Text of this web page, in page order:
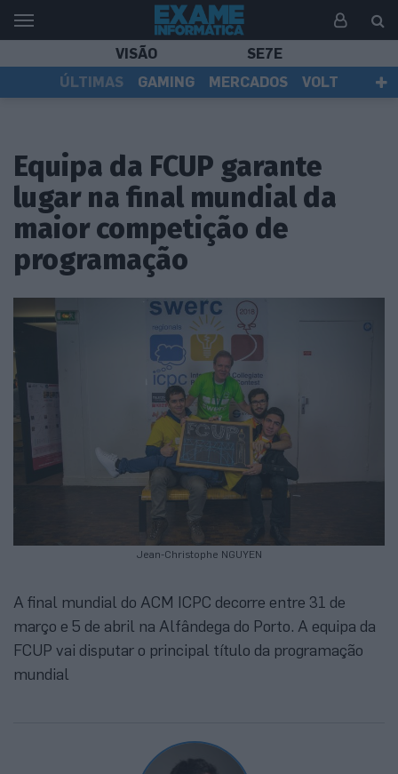
VISÃO
SE7E
ÚLTIMAS
GAMING MERCADOS
VOLT
Equipa da FCUP garante
lugar na final mundial da
maior competição de
programação
Jean-Christophe NGUYEN
A final mundial do ACM ICPC decorre entre 31 de
março e 5 de abril na Alfândega do Porto. A equipa da
FCUP vai disputar o principal título da programação
mundial